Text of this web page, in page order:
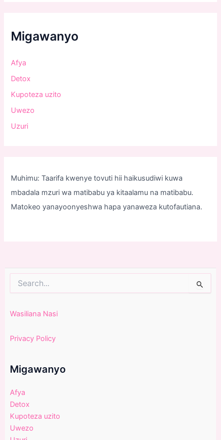
Migawanyo
Afya
Detox
Kupoteza uzito
Uwezo
Uzuri
Muhimu: Taarifa kwenye tovuti hii haikusudiwi kuwa
mbadala mzuri wa matibabu ya kitaalamu na matibabu.
Matokeo yanayoonyeshwa hapa yanaweza kutofautiana.
for:
Wasiliana Nasi
Privacy Policy
Migawanyo
Afya
Detox
Kupoteza uzito
Uwezo